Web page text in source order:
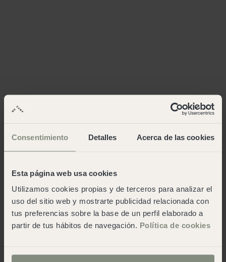
Consentimiento Detalles Acerca de las cookies
Esta página web usa cookies
Utilizamos cookies propias y de terceros para analizar el
uso del sitio web y mostrarte publicidad relacionada con
tus preferencias sobre la base de un perfil elaborado a
partir de tus hábitos de navegación. Política de cookies